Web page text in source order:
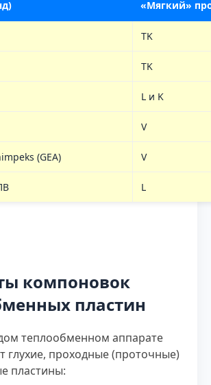
«Мягкий»
TK
TK
L и K
V
(GEA) V
L
компоновок
пластин
теплообменном аппарате
глухие, проходные (проточные)
пластины: